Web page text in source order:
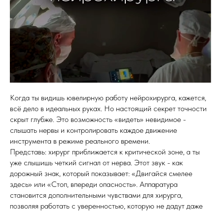
Когда ты видишь ювелирную работу нейрохирурга, кажется,
всё дело в идеальных руках. Но настоящий секрет точности
скрыт глубже. Это возможность «видеть» невидимое -
слышать нервы и контролировать каждое движение
инструмента в режиме реального времени.
Представь: хирург приближается к критической зоне, а ты
уже слышишь четкий сигнал от нерва. Этот звук - как
дорожный знак, который показывает: «Двигайся смелее
здесь» или «Стоп, впереди опасность». Аппаратура
становится дополнительными чувствами для хирурга,
позволяя работать с уверенностью, которую не дадут даже